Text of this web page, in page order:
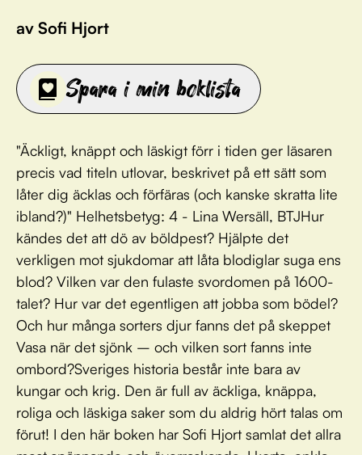
av Sofi Hjort
Spara i min boklista
"Äckligt, knäppt och läskigt förr i tiden ger läsaren
precis vad titeln utlovar, beskrivet på ett sätt som
låter dig äcklas och förfäras (och kanske skratta lite
ibland?)" Helhetsbetyg: 4 - Lina Wersäll, BTJHur
kändes det att dö av böldpest? Hjälpte det
verkligen mot sjukdomar att låta blodiglar suga ens
blod? Vilken var den fulaste svordomen på 1600-
talet? Hur var det egentligen att jobba som bödel?
Och hur många sorters djur fanns det på skeppet
Vasa när det sjönk – och vilken sort fanns inte
ombord?Sveriges historia består inte bara av
kungar och krig. Den är full av äckliga, knäppa,
roliga och läskiga saker som du aldrig hört talas om
förut! I den här boken har Sofi Hjort samlat det allra